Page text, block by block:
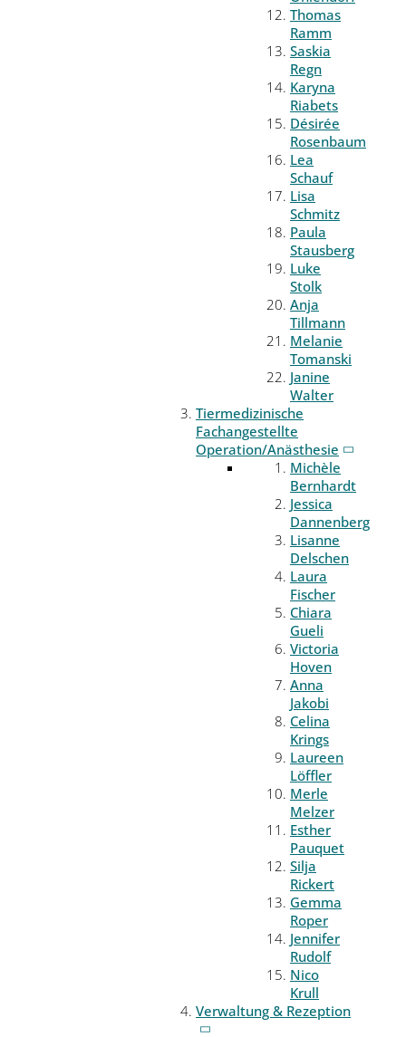
Thomas
Ramm
Saskia
Regn
Karyna
Riabets
Désirée
Rosenbaum
Lea
Schauf
Lisa
Schmitz
Paula
Stausberg
Luke
Stolk
Anja
Tillmann
Melanie
Tomanski
Janine
Walter
Tiermedizinische
Fachangestellte
Operation/Anästhesie
Michèle
Bernhardt
Jessica
Dannenberg
Lisanne
Delschen
Laura
Fischer
Chiara
Gueli
Victoria
Hoven
Anna
Jakobi
Celina
Krings
Laureen
Löffler
Merle
Melzer
Esther
Pauquet
Silja
Rickert
Gemma
Roper
Jennifer
Rudolf
Nico
Krull
Verwaltung & Rezeption